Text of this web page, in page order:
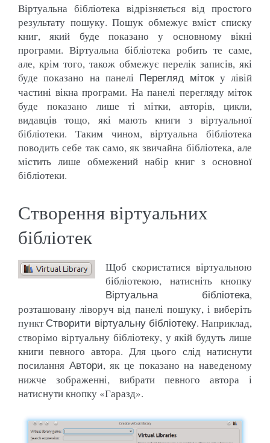
Віртуальна бібліотека відрізняється від простого
результату пошуку. Пошук обмежує вміст списку
книг, який буде показано у основному вікні
програми. Віртуальна бібліотека робить те саме,
але, крім того, також обмежує перелік записів, які
буде показано на панелі Перегляд мітоку лівій
частині вікна програми. На панелі перегляду міток
буде показано лише ті мітки, авторів, цикли,
видавців тощо, які мають книги з віртуальної
бібліотеки. Таким чином, віртуальна бібліотека
поводить себе так само, як звичайна бібліотека, але
містить лише обмежений набір книг з основної
бібліотеки.
Створення віртуальних
бібліотек
Щоб скористатися віртуальною
бібліотекою, натисніть кнопку
Віртуальна бібліотека,
розташовану ліворуч від панелі пошуку, і виберіть
пункт Створити віртуальну бібліотеку. Наприклад,
створімо віртуальну бібліотеку, у якій будуть лише
книги певного автора. Для цього слід натиснути
посилання Автори, як це показано на наведеному
нижче зображенні, вибрати певного автора і
натиснути кнопку «Гаразд».